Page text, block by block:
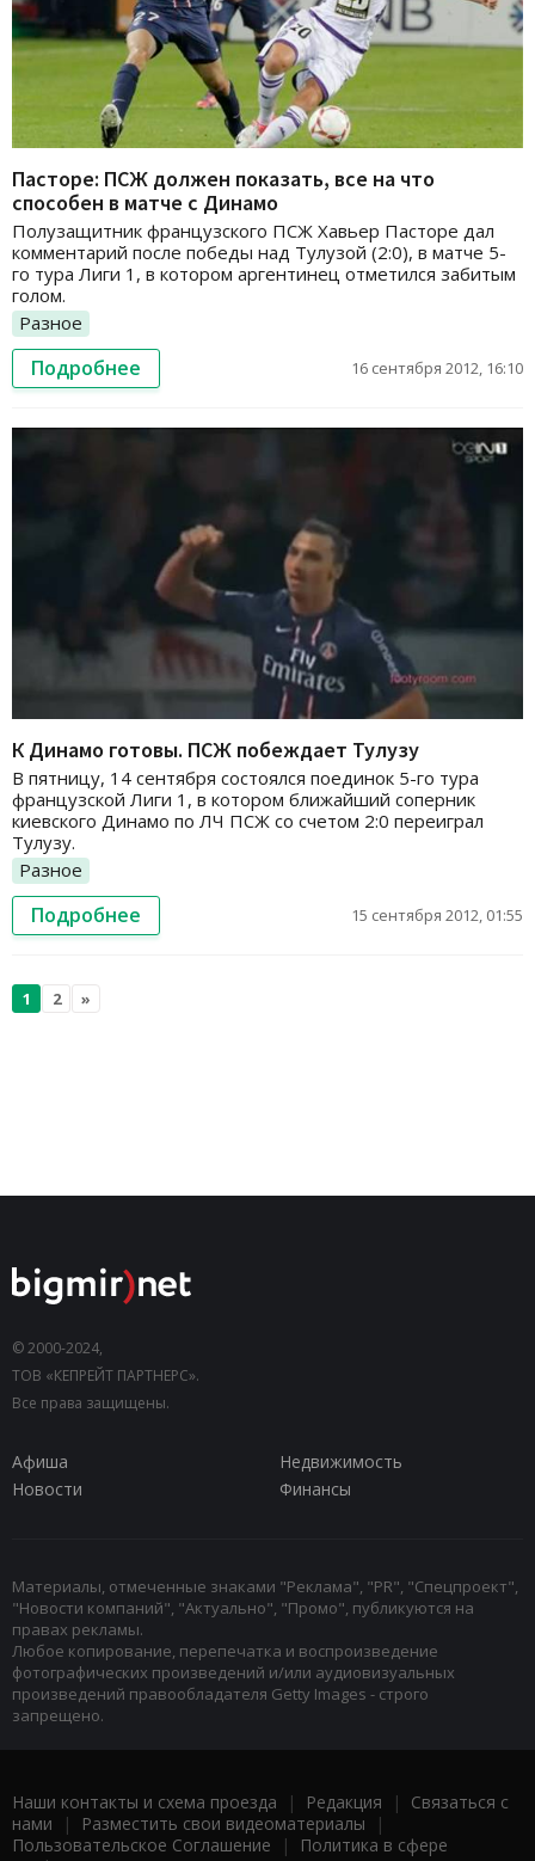
Пасторе: ПСЖ должен показать, все на что
способен в матче с Динамо
Полузащитник французского ПСЖ Хавьер Пасторе дал
комментарий после победы над Тулузой (2:0), в матче 5-
го тура Лиги 1, в котором аргентинец отметился забитым
голом.
Разное
Подробнее 16 сентября 2012, 16:10
К Динамо готовы. ПСЖ побеждает Тулузу
В пятницу, 14 сентября состоялся поединок 5-го тура
французской Лиги 1, в котором ближайший соперник
киевского Динамо по ЛЧ ПСЖ со счетом 2:0 переиграл
Тулузу.
Разное
Подробнее 15 сентября 2012, 01:55
1 2 »
© 2000-2024,
ТОВ «КЕПРЕЙТ ПАРТНЕРС».
Все права защищены.
Афиша
Недвижимость
Новости
Финансы
Материалы, отмеченные знаками "Реклама", "PR", "Спецпроект",
"Новости компаний", "Актуально", "Промо", публикуются на
правах рекламы.
Любое копирование, перепечатка и воспроизведение
фотографических произведений и/или аудиовизуальных
произведений правообладателя Getty Images - строго
запрещено.
Наши контакты и схема проезда | Редакция | Связаться с
нами | Разместить свои видеоматериалы |
Пользовательское Соглашение |
Политика в сфере